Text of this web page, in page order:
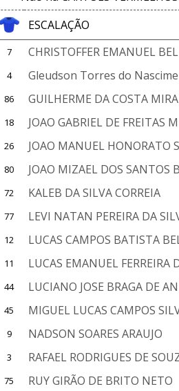
ESCALAÇÃO
7 CHRISTOFFER EMANUEL
4
Gleudson Torres do
86
GUILHERME DA COSTA
18
JOAO GABRIEL DE FREITAS
26
JOAO MANUEL HONORATO
80
JOAO MIZAEL DOS SANTOS
72
KALEB DA SILVA CORREIA
77
LEVI NATAN PEREIRA DA
12
LUCAS CAMPOS BATISTA
11
LUCAS EMANUEL FERREIRA
44
LUCIANO JOSE BRAGA DE
45
MIGUEL LUCAS CAMPOS
9
NADSON SOARES ARAUJO
3
RAFAEL RODRIGUES DE
75
RUY GIRÃO DE BRITO NETO